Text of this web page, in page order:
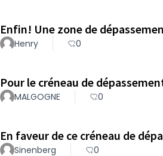
Enfin! Une zone de
Henry 0
Pour le créneau de
MALGOGNE 0
En faveur de ce créneau de
Sinenberg 0